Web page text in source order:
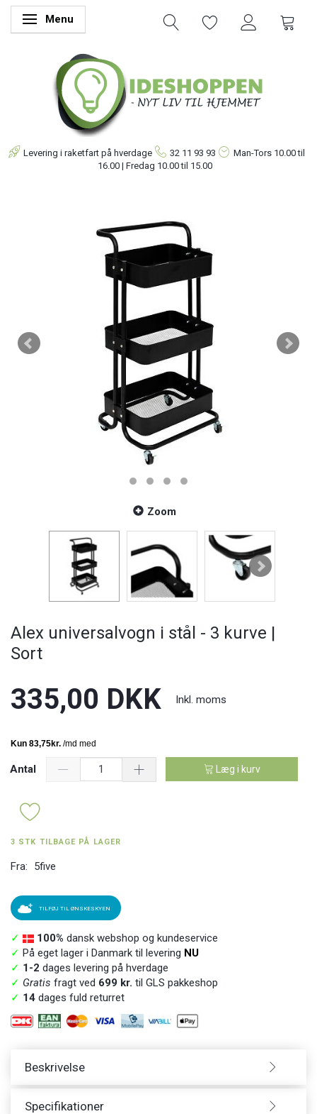
Skifte navigation
Menu
Levering i raketfart på hverdage 32 11 93 93 Man-Tors 10.00 til
16.00 | Fredag 10.00 til 15.00
Zoom
Alex universalvogn i stål - 3 kurve |
Sort
335,00 DKK Inkl. moms
Antal Læg i kurv
3 STK TILBAGE PÅ LAGER
Fra: 5five
TILFØJ TIL ØNSKESKYEN
✓ 100% dansk webshop og kundeservice
✓ På eget lager i Danmark til levering NU
✓ 1-2 dages levering på hverdage
✓ Gratis fragt ved 699 kr. til GLS pakkeshop
✓ 14 dages fuld returret
Beskrivelse
Specifikationer